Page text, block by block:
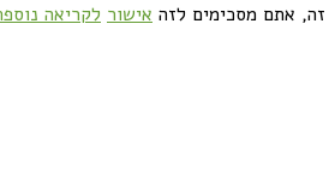
זה, אתם מסכימים לזה אישור לקריאה